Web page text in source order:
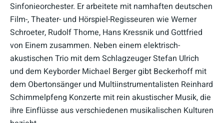
Sinfonieorchester. Er arbeitete mit namhaften deutschen
Film-, Theater- und Hörspiel-Regisseuren wie Werner
Schroeter, Rudolf Thome, Hans Kressnik und Gottfried
von Einem zusammen. Neben einem elektrisch-
akustischen Trio mit dem Schlagzeuger Stefan Ulrich
und dem Keyborder Michael Berger gibt Beckerhoff mit
dem Obertonsänger und Multiinstrumentalisten Reinhard
Schimmelpfeng Konzerte mit rein akustischer Musik, die
ihre Einflüsse aus verschiedenen musikalischen Kulturen